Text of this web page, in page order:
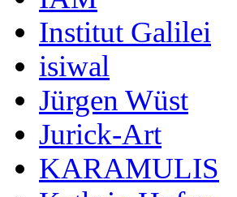
Institut Galilei
isiwal
Jürgen Wüst
Jurick-Art
KARAMULIS